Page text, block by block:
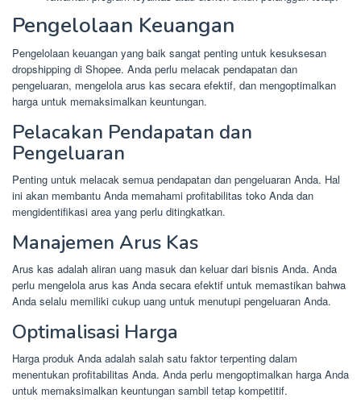
Pengelolaan Keuangan
Pengelolaan keuangan yang baik sangat penting untuk kesuksesan
dropshipping di Shopee. Anda perlu melacak pendapatan dan
pengeluaran, mengelola arus kas secara efektif, dan mengoptimalkan
harga untuk memaksimalkan keuntungan.
Pelacakan Pendapatan dan
Pengeluaran
Penting untuk melacak semua pendapatan dan pengeluaran Anda. Hal
ini akan membantu Anda memahami profitabilitas toko Anda dan
mengidentifikasi area yang perlu ditingkatkan.
Manajemen Arus Kas
Arus kas adalah aliran uang masuk dan keluar dari bisnis Anda. Anda
perlu mengelola arus kas Anda secara efektif untuk memastikan bahwa
Anda selalu memiliki cukup uang untuk menutupi pengeluaran Anda.
Optimalisasi Harga
Harga produk Anda adalah salah satu faktor terpenting dalam
menentukan profitabilitas Anda. Anda perlu mengoptimalkan harga Anda
untuk memaksimalkan keuntungan sambil tetap kompetitif.